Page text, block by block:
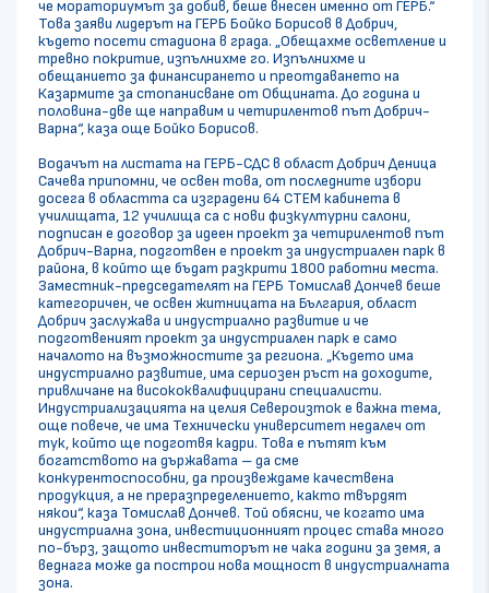
че мораториумът за добив, беше внесен именно от ГЕРБ.“
Това заяви лидерът на ГЕРБ Бойко Борисов в Добрич,
където посети стадиона в града. „Обещахме осветление и
тревно покритие, изпълнихме го. Изпълнихме и
обещанието за финансирането и преотдаването на
Казармите за стопанисване от Общината. До година и
половина-две ще направим и четирилентов път Добрич-
Варна“, каза още Бойко Борисов.
Водачът на листата на ГЕРБ-СДС в област Добрич Деница
Сачева припомни, че освен това, от последните избори
досега в областта са изградени 64 СТЕМ кабинета в
училищата, 12 училища са с нови физкултурни салони,
подписан е договор за идеен проект за четирилентов път
Добрич-Варна, подготвен е проект за индустриален парк в
района, в който ще бъдат разкрити 1800 работни места.
Заместник-председателят на ГЕРБ Томислав Дончев беше
категоричен, че освен житницата на България, област
Добрич заслужава и индустриално развитие и че
подготвеният проект за индустриален парк е само
началото на възможностите за региона. „Където има
индустриално развитие, има сериозен ръст на доходите,
привличане на висококвалифицирани специалисти.
Индустриализацията на целия Североизток е важна тема,
още повече, че има Технически университет недалеч от
тук, който ще подготвя кадри. Това е пътят към
богатството на държавата – да сме
конкурентоспособни, да произвеждаме качествена
продукция, а не преразпределението, както твърдят
някои“, каза Томислав Дончев. Той обясни, че когато има
индустриална зона, инвестиционният процес става много
по-бърз, защото инвеститорът не чака години за земя, а
веднага може да построи нова мощност в индустриалната
зона.